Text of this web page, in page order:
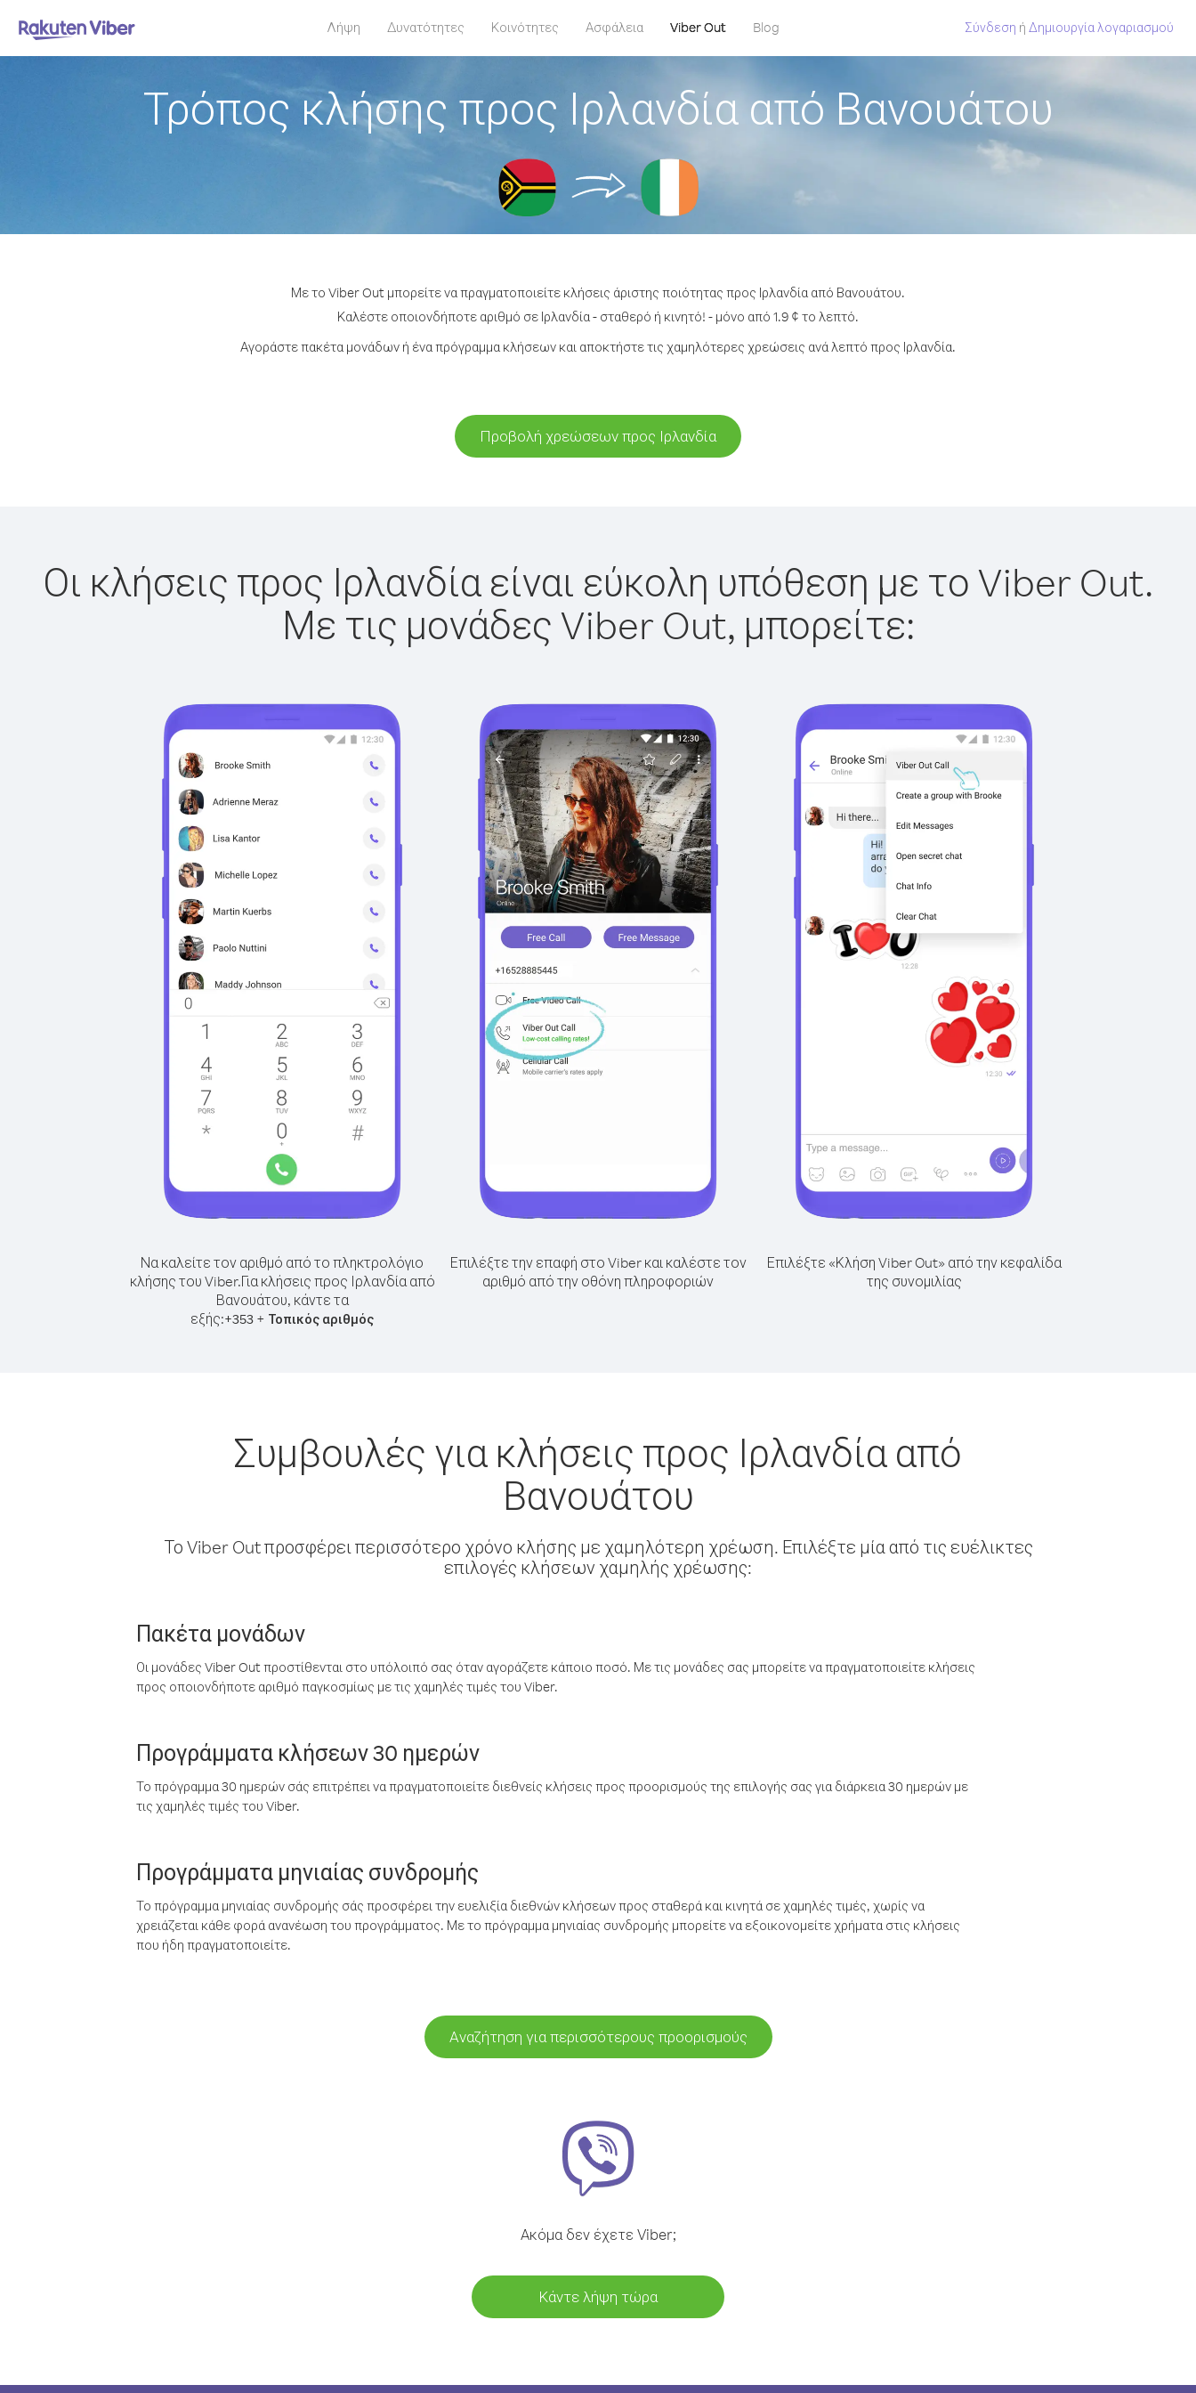
Λήψη Δυνατότητες Κοινότητες Ασφάλεια Viber Out Blog Σύνδεση ή Δημιουργία λογαριασμού
Τρόπος κλήσης προς Ιρλανδία από Βανουάτου
Με το Viber Out μπορείτε να πραγματοποιείτε κλήσεις άριστης ποιότητας προς Ιρλανδία από Βανουάτου.
Καλέστε οποιονδήποτε αριθμό σε Ιρλανδία - σταθερό ή κινητό! - μόνο από 1.9 ¢ το λεπτό.
Αγοράστε πακέτα μονάδων ή ένα πρόγραμμα κλήσεων και αποκτήστε τις χαμηλότερες χρεώσεις ανά λεπτό προς Ιρλανδία.
Προβολή χρεώσεων προς Ιρλανδία
Οι κλήσεις προς Ιρλανδία είναι εύκολη υπόθεση με το Viber Out.
Με τις μονάδες Viber Out, μπορείτε:
Να καλείτε τον αριθμό από το πληκτρολόγιο
κλήσης του Viber.Για κλήσεις προς Ιρλανδία από
Βανουάτου, κάντε τα
εξής:+353 + Τοπικός αριθμός
Επιλέξτε την επαφή στο Viber και καλέστε τον
αριθμό από την οθόνη πληροφοριών
Επιλέξτε «Κλήση Viber Out» από την κεφαλίδα
της συνομιλίας
Συμβουλές για κλήσεις προς Ιρλανδία από
Βανουάτου
Το Viber Out προσφέρει περισσότερο χρόνο κλήσης με χαμηλότερη χρέωση. Επιλέξτε μία από τις ευέλικτες
επιλογές κλήσεων χαμηλής χρέωσης:
Πακέτα μονάδων
Οι μονάδες Viber Out προστίθενται στο υπόλοιπό σας όταν αγοράζετε κάποιο ποσό. Με τις μονάδες σας μπορείτε να πραγματοποιείτε κλήσεις
προς οποιονδήποτε αριθμό παγκοσμίως με τις χαμηλές τιμές του Viber.
Προγράμματα κλήσεων 30 ημερών
Το πρόγραμμα 30 ημερών σάς επιτρέπει να πραγματοποιείτε διεθνείς κλήσεις προς προορισμούς της επιλογής σας για διάρκεια 30 ημερών με
τις χαμηλές τιμές του Viber.
Προγράμματα μηνιαίας συνδρομής
Το πρόγραμμα μηνιαίας συνδρομής σάς προσφέρει την ευελιξία διεθνών κλήσεων προς σταθερά και κινητά σε χαμηλές τιμές, χωρίς να
χρειάζεται κάθε φορά ανανέωση του προγράμματος. Με το πρόγραμμα μηνιαίας συνδρομής μπορείτε να εξοικονομείτε χρήματα στις κλήσεις
που ήδη πραγματοποιείτε.
Αναζήτηση για περισσότερους προορισμούς
Ακόμα δεν έχετε Viber;
Κάντε λήψη τώρα